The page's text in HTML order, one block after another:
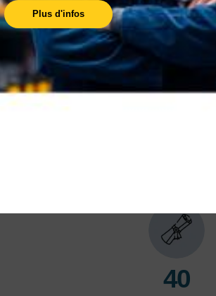
Plus d'infos
métiers de l'industrie et de la
fabrication, production, usinage,
industrielle, électricité, etc.
40